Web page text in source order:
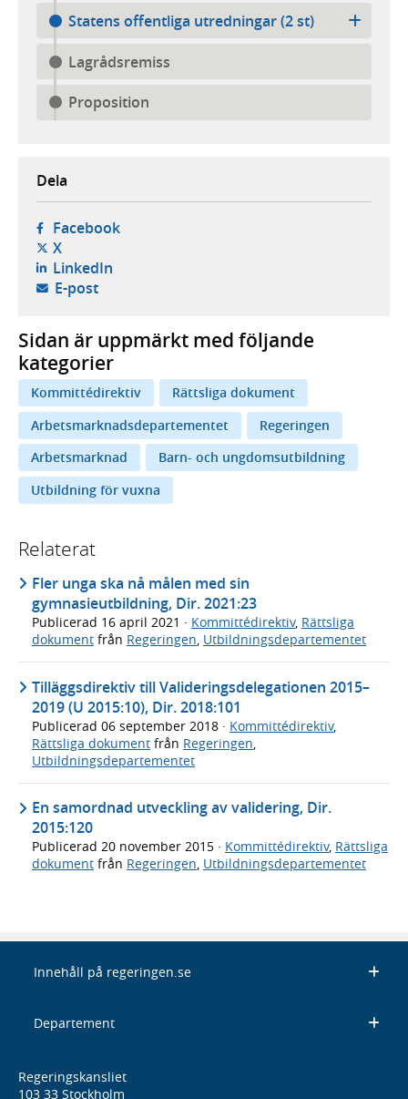
Statens offentliga utredningar (2 st)
Lagrådsremiss
Proposition
Dela
Facebook- öppnas i ny flik, extern webbplats,
X- öppnas i ny flik, extern webbplats,
LinkedIn- öppnas i ny flik, extern webbplats,
E-post- öppnar din e-postklient,
Sidan är uppmärkt med följande
kategorier
Kommittédirektiv
Rättsliga dokument
Arbetsmarknadsdepartementet
Regeringen
Arbetsmarknad
Barn- och ungdomsutbildning
Utbildning för vuxna
Relaterat
Fler unga ska nå målen med sin
gymnasieutbildning, Dir. 2021:23
Publicerad 16 april 2021 · Kommittédirektiv, Rättsliga
dokument från Regeringen, Utbildningsdepartementet
Tilläggsdirektiv till Valideringsdelegationen 2015–
2019 (U 2015:10), Dir. 2018:101
Publicerad 06 september 2018 · Kommittédirektiv,
Rättsliga dokument från Regeringen
Utbildningsdepartementet
En samordnad utveckling av validering, Dir.
2015:120
Publicerad 20 november 2015 · Kommittédirektiv, Rättsliga
dokument från Regeringen, Utbildningsdepartementet
Innehåll på regeringen.se
Departement
Regeringskansliet
103 33 Stockholm